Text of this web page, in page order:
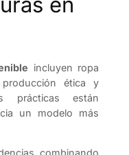
incluyen ropa
producción ética y
prácticas están
un modelo más
combinando